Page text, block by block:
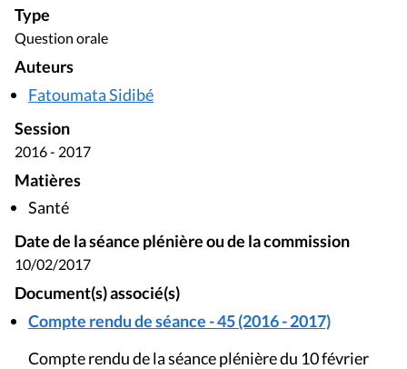
Type
Question orale
Auteurs
Fatoumata Sidibé
Session
2016 - 2017
Matières
Santé
Date de la séance plénière ou de la commission
10/02/2017
Document(s) associé(s)
Compte rendu de séance - 45 (2016 - 2017)
Compte rendu de la séance plénière du 10 février